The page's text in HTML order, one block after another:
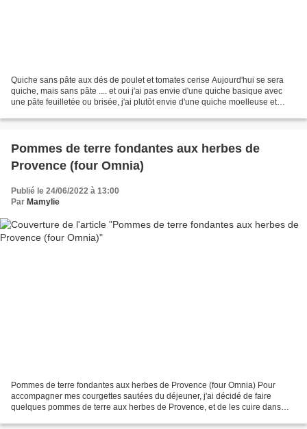
Quiche sans pâte aux dés de poulet et tomates cerise Aujourd'hui se sera
quiche, mais sans pâte .... et oui j'ai pas envie d'une quiche basique avec
une pâte feuilletée ou brisée, j'ai plutôt envie d'une quiche moelleuse et
Pommes de terre fondantes aux herbes de
Provence (four Omnia)
Publié le 24/06/2022 à 13:00
Par Mamylie
Pommes de terre fondantes aux herbes de Provence (four Omnia) Pour
accompagner mes courgettes sautées du déjeuner, j'ai décidé de faire
quelques pommes de terre aux herbes de Provence, et de les cuire dans